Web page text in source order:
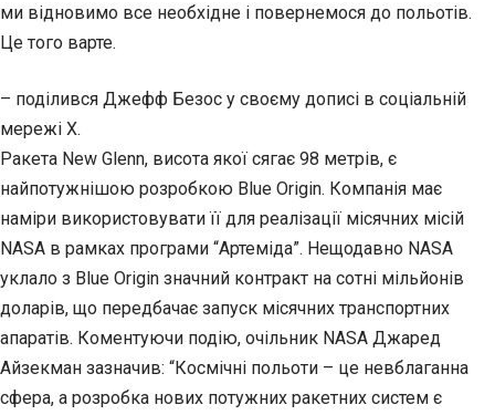
ми відновимо все необхідне і повернемося до польотів.
Це того варте.
– поділився Джефф Безос у своєму дописі в соціальній
мережі X.
Ракета New Glenn, висота якої сягає 98 метрів, є
найпотужнішою розробкою Blue Origin. Компанія має
наміри використовувати її для реалізації місячних місій
NASA в рамках програми “Артеміда”. Нещодавно NASA
уклало з Blue Origin значний контракт на сотні мільйонів
доларів, що передбачає запуск місячних транспортних
апаратів. Коментуючи подію, очільник NASA Джаред
Айзекман зазначив: “Космічні польоти – це невблаганна
сфера, а розробка нових потужних ракетних систем є